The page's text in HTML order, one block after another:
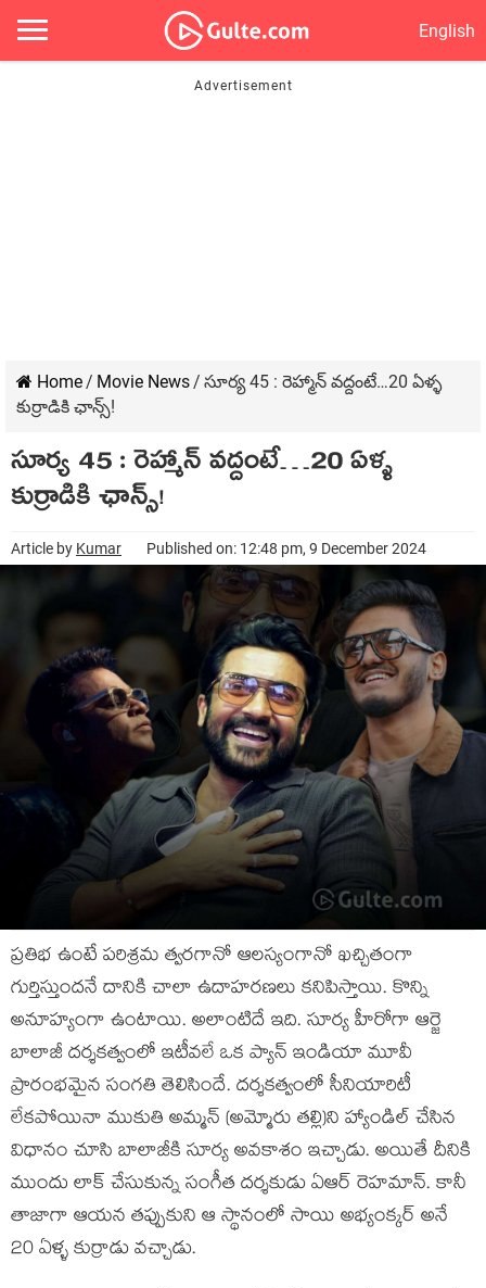
English
Home/ Movie News/ సూర్య 45 : రెహ్మాన్ వద్దంటే…20 ఏళ్ళ
కుర్రాడికి ఛాన్స్!
సూర్య 45 : రెహ్మాన్ వద్దంటే…20 ఏళ్ళ
కుర్రాడికి ఛాన్స్!
Article by Kumar Published on: 12:48 pm, 9 December 2024
ప్రతిభ ఉంటే పరిశ్రమ త్వరగానో ఆలస్యంగానో ఖచ్చితంగా
గుర్తిస్తుందనే దానికి చాలా ఉదాహరణలు కనిపిస్తాయి. కొన్ని
అనూహ్యంగా ఉంటాయి. అలాంటిదే ఇది. సూర్య హీరోగా ఆర్జె
బాలాజీ దర్శకత్వంలో ఇటీవలే ఒక ప్యాన్ ఇండియా మూవీ
ప్రారంభమైన సంగతి తెలిసిందే. దర్శకత్వంలో సీనియారిటీ
లేకపోయినా ముకుతి అమ్మన్ (అమ్మోరు తల్లి)ని హ్యాండిల్ చేసిన
విధానం చూసి బాలాజీకి సూర్య అవకాశం ఇచ్చాడు. అయితే దీనికి
ముందు లాక్ చేసుకున్న సంగీత దర్శకుడు ఏఆర్ రెహమాన్. కానీ
తాజాగా ఆయన తప్పుకుని ఆ స్థానంలో సాయి అభ్యంక్కర్ అనే
20 ఏళ్ళ కుర్రాడు వచ్చాడు.